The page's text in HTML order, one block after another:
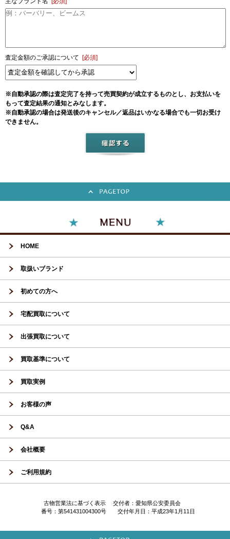
査定金額のご承認について [必須]
※自動承認の際は査定完了を持って売買契約が成立するものとし、お支払いを
もって査定結果の通知とみなします。
※自動承認の場合は発送後のキャンセル／返品はいかなる場合でも一切お受け
できません。
HOME
取扱いブランド
初めての方へ
宅配買取について
出張買取について
買取基準について
買取実例
お客様の声
Q&A
会社概要
ご利用規約
古物営業法に基づく表示 交付者：愛知県公安委員会
番号：第541431004300号 交付年月日：平成23年1月11日